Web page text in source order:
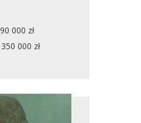
000 zł
000 zł